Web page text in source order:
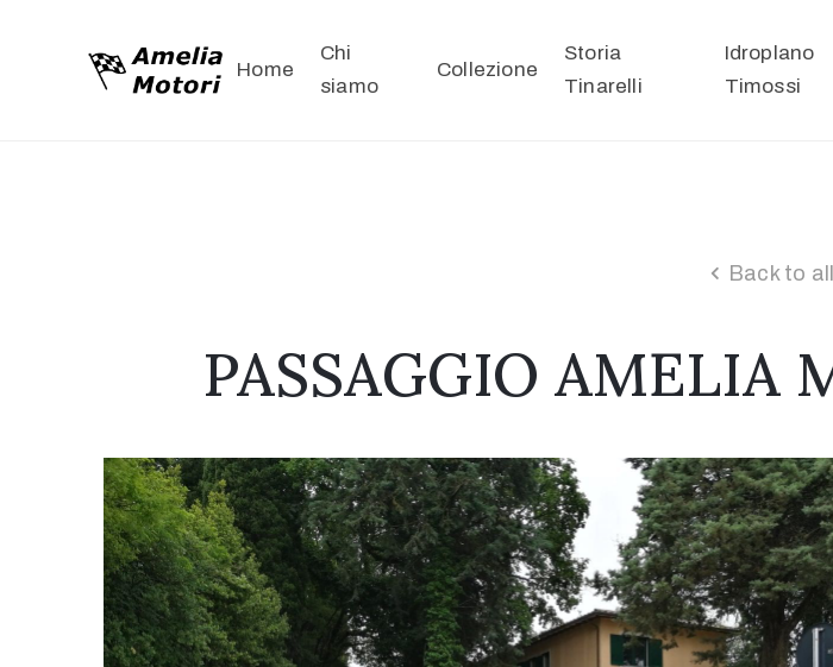
Home
Chi
siamo
Collezione
Storia
Tinarelli
Idroplano
Timossi
Back to
PASSAGGIO AMELIA